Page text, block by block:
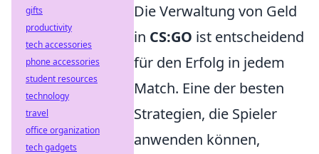
Die Verwaltung von Geld
in CS:GO ist entscheidend
für den Erfolg in jedem
Match. Eine der besten
Strategien, die Spieler
anwenden können,
gifts
productivity
tech accessories
phone accessories
student resources
technology
travel
office organization
tech gadgets